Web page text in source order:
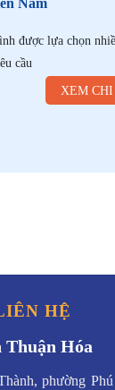
Nam
được lựa chọn
cầu
XEM
HỆ
Thuận Hóa
phường Phú